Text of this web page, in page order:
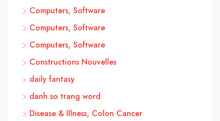
Computers, Software
Computers, Software
Computers, Software
Constructions Nouvelles
daily fantasy
danh so trang word
Disease & Illness, Colon Cancer